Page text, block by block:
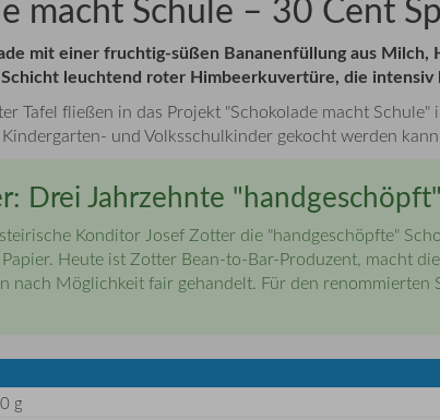
mit einer fruchtig-süßen Bananenfüllung aus
leuchtend roter Himbeerkuvertüre, die
Tafel fließen in das Projekt "Schokolade macht
und Volksschulkinder gekocht werden
Drei Jahrzehnte "handgeschöpft"
Konditor Josef Zotter die "handgeschöpfte"
Heute ist Zotter Bean-to-Bar-Produzent, macht
nach Möglichkeit fair gehandelt. Für den
g